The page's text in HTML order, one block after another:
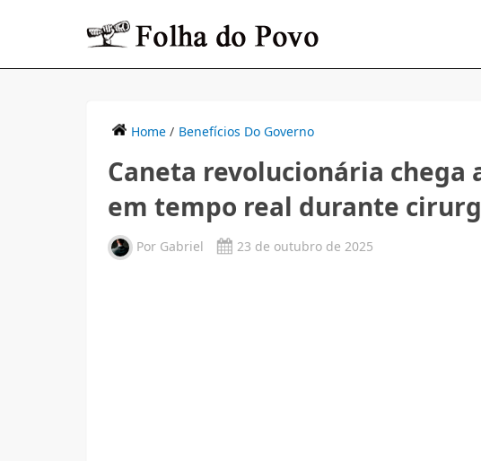
Home / Benefícios Do Governo
Caneta revolucionária chega
em tempo real durante
Por Gabriel 23 de outubro de 2025